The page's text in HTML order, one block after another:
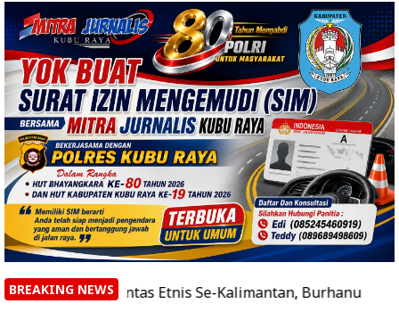
BREAKING NEWS
Lintas Etnis Se-Kalimantan, Burhanudin Ahad